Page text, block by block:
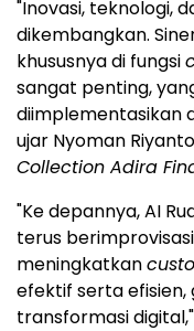
"Inovasi, teknologi,
dikembangkan.
khususnya di fungsi
sangat penting,
diimplementasikan
ujar Nyoman
Collection Adira
"Ke depannya, AI
terus
meningkatkan
efektif serta
transformasi